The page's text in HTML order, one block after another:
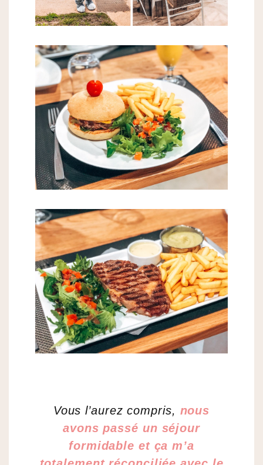
Vous l’aurez compris, nous
avons passé un séjour
formidable et ça m’a